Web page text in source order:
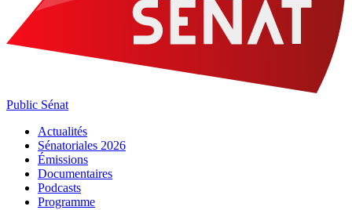
Public Sénat
Actualités
Sénatoriales 2026
Émissions
Documentaires
Podcasts
Programme